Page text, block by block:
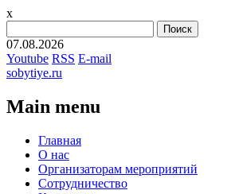
x
07.08.2026
Youtube RSS E-mail
sobytiye.ru
Main menu
Skip
content
Главная
О нас
Организаторам мероприятий
Сотрудничество